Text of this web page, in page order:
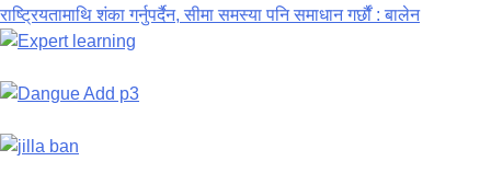
राष्ट्रियतामाथि शंका गर्नुपर्दैन, सीमा समस्या पनि समाधान गर्छौं : बालेन